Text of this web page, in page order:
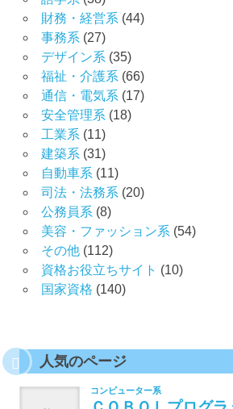
財務・経営系(44)
事務系(27)
デザイン系(35)
福祉・介護系(66)
通信・電気系(17)
安全管理系(18)
工業系(11)
建築系(31)
自動車系(11)
司法・法務系(20)
公務員系(8)
美容・ファッション系(54)
その他(112)
資格お役立ちサイト (10)
国家資格 (140)
人気のページ